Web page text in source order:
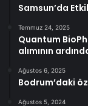
Samsun’da
Temmuz 24, 2025
Quantum
alımının
Ağustos 6, 2025
Bodrum’daki
Ağustos 5, 2024